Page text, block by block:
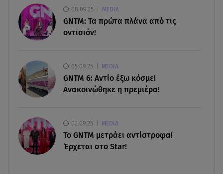
09.08.26 , 22:14
Απίστευτη απάτη με «μαϊμού αστυνομικούς» - Το
κόλπο με το 100
Πέθανε ο σπουδαίος ηθοποιός Νίκος
Καλογερόπουλος
08.09.25 MEDIA
GNTM: Τα πρώτα πλάνα από τις
οντισιόν!
05.09.25 MEDIA
GNTM 6: Αντίο έξω κόσμε!
Ανακοινώθηκε η πρεμιέρα!
02.09.25 MEDIA
Το GNTM μετράει αντίστροφα!
Έρχεται στο Star!